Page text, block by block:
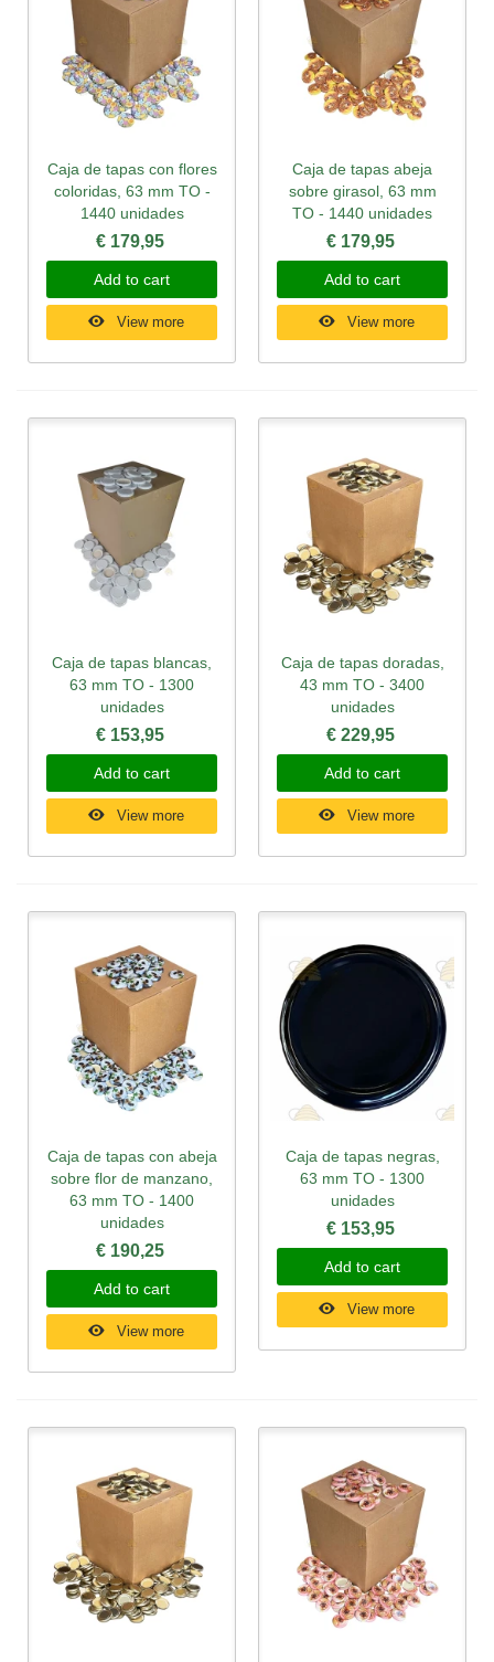
Caja de tapas con flores
coloridas, 63 mm TO -
1440 unidades
€ 179,95
Add to cart
View more
Caja de tapas abeja
sobre girasol, 63 mm
TO - 1440 unidades
€ 179,95
Add to cart
View more
Caja de tapas blancas,
63 mm TO - 1300
unidades
€ 153,95
Add to cart
View more
Caja de tapas doradas,
43 mm TO - 3400
unidades
€ 229,95
Add to cart
View more
Caja de tapas con abeja
sobre flor de manzano,
63 mm TO - 1400
unidades
€ 190,25
Add to cart
View more
Caja de tapas negras,
63 mm TO - 1300
unidades
€ 153,95
Add to cart
View more